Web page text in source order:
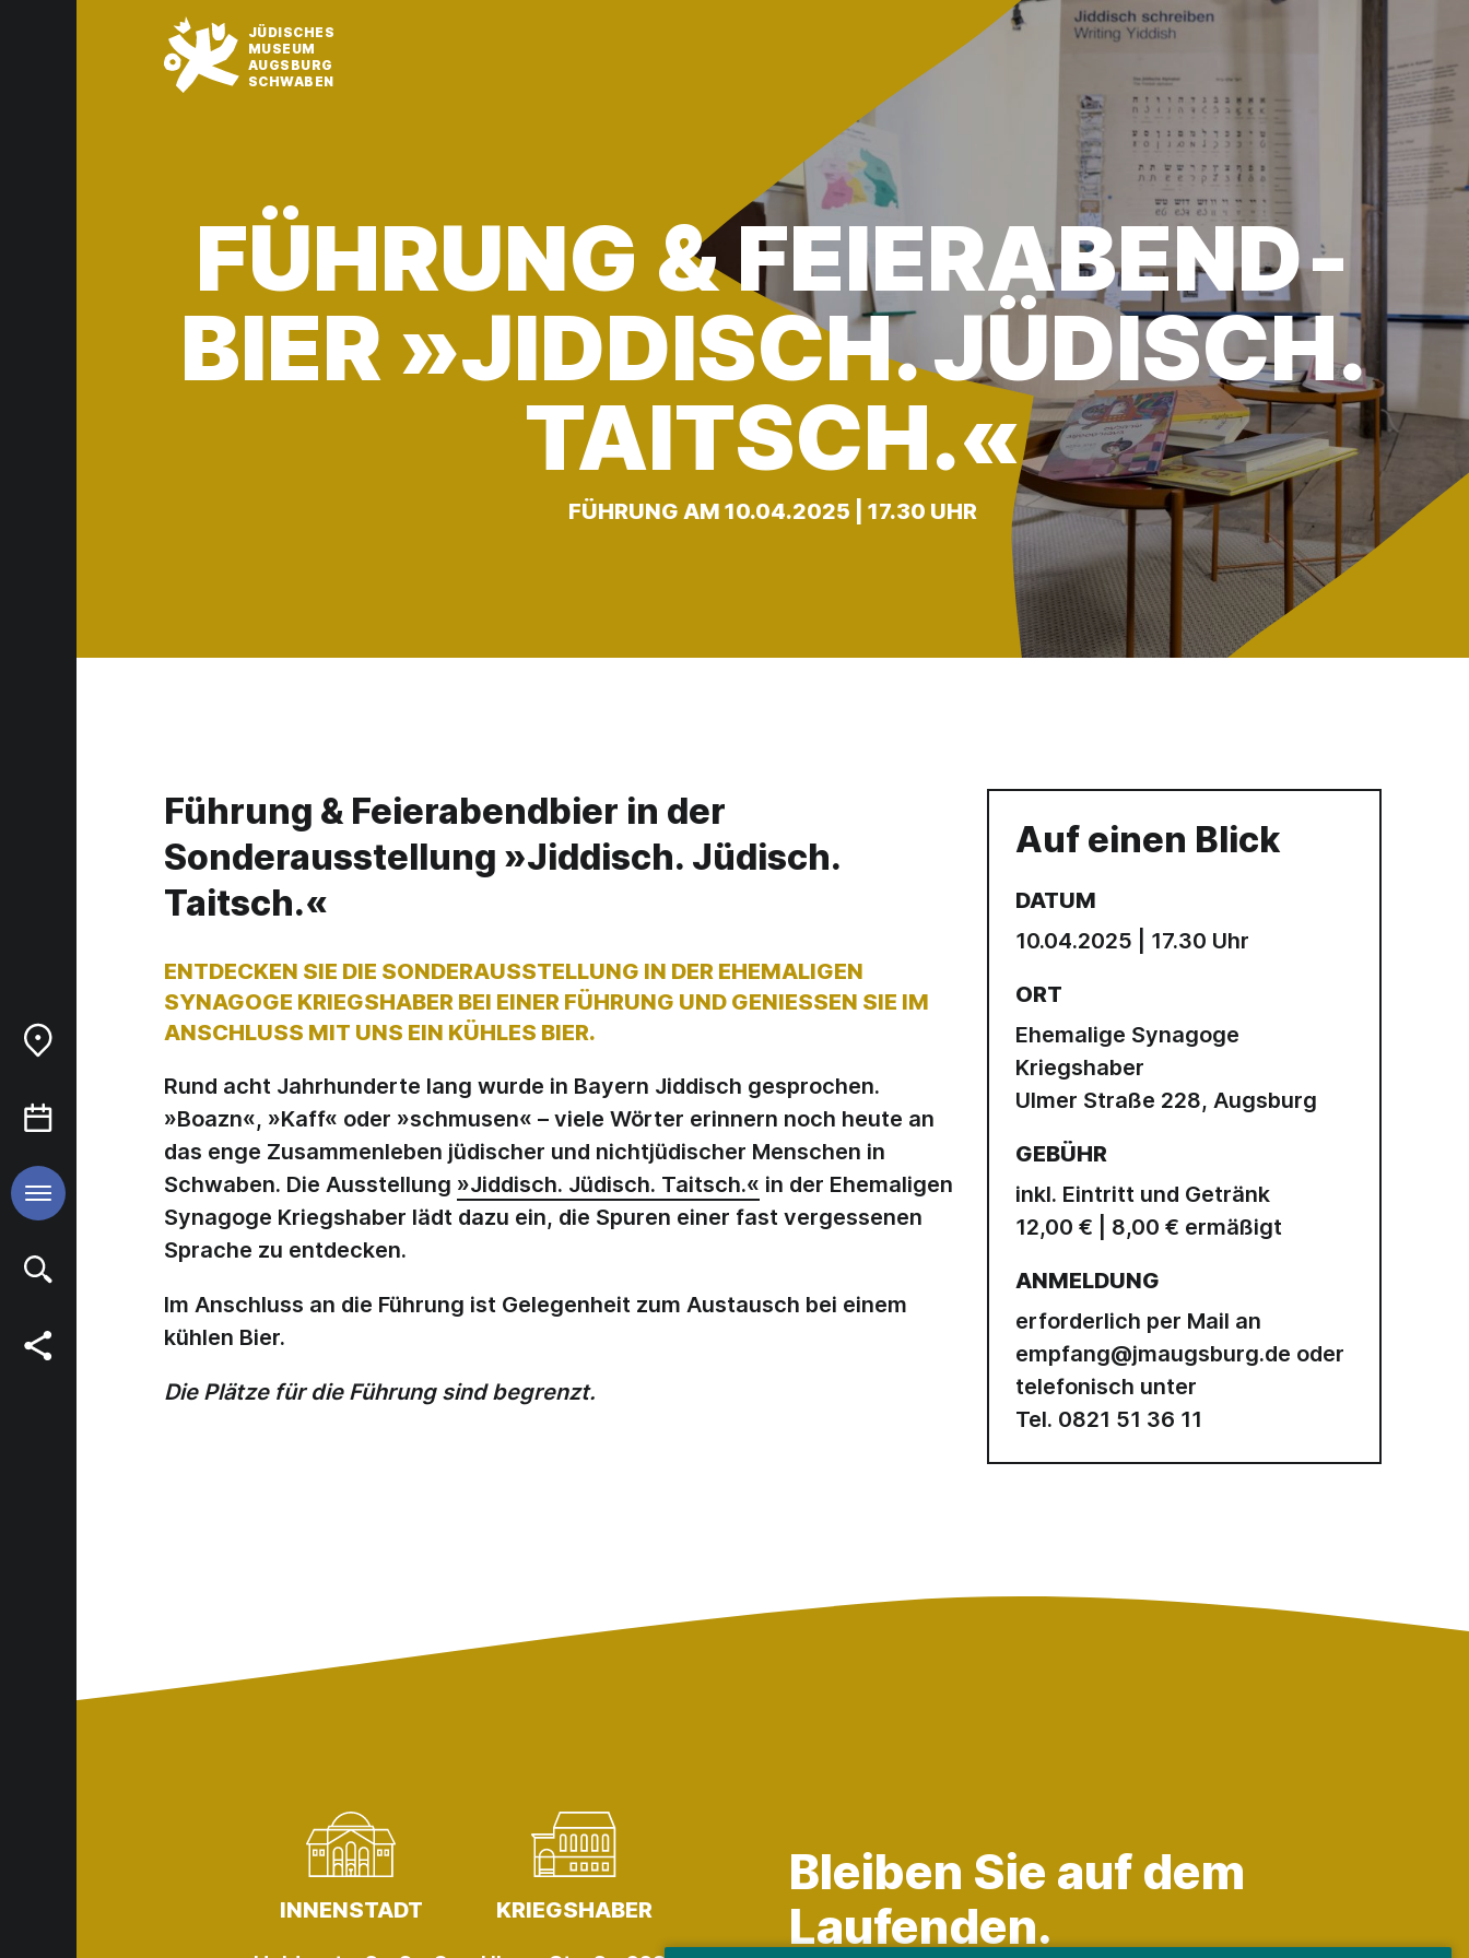
JÜDISCHES
MUSEUM
AUGSBURG
SCHWABEN
FÜHRUNG & FEIER­ABEND­
BIER »JIDDISCH. JÜDISCH.
TAITSCH.«
FÜHRUNG AM 10.04.2025 | 17.30 UHR
Führung & Feierabendbier in der
Sonderausstellung »Jiddisch. Jüdisch.
Taitsch.«
ENTDECKEN SIE DIE SONDERAUSSTELLUNG IN DER EHEMALIGEN
SYNAGOGE KRIEGSHABER BEI EINER FÜHRUNG UND GENIESSEN SIE IM A
NSCHLUSS MIT UNS EIN KÜHLES BIER.
Rund acht Jahrhunderte lang wurde in Bayern Jiddisch gesprochen.
»Boazn«, »Kaff« oder »schmusen« – viele Wörter erinnern noch heute an
das enge Zusammenleben jüdischer und nichtjüdischer Menschen in
Schwaben. Die Ausstellung »Jiddisch. Jüdisch. Taitsch.« in der Ehemaligen
Synagoge Kriegshaber lädt dazu ein, die Spuren einer fast vergessenen
Sprache zu entdecken.
Im Anschluss an die Führung ist Gelegenheit zum Austausch bei einem
kühlen Bier.
Die Plätze für die Führung sind begrenzt.
Auf einen Blick
DATUM
10.04.2025 | 17.30 Uhr
ORT
Ehemalige Synagoge
Kriegshaber
Ulmer Straße 228, Augsburg
GEBÜHR
inkl. Eintritt und Getränk
12,00 € | 8,00 € ermäßigt
ANMELDUNG
erforderlich per Mail an
empfang@jmaugsburg.de oder
telefonisch unter
0821 51 36 11
INNENSTADT KRIEGSHABER
Bleiben Sie auf dem
Laufenden.